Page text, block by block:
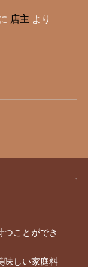
店主 より
つことができ
味しい家庭料